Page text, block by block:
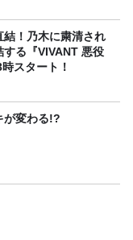
結！乃木に粛清され
する『VIVANT 悪役
スタート！
が変わる!?